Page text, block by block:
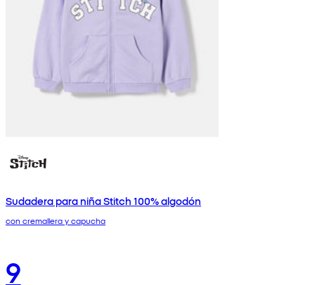
Sudadera para niña Stitch 100% algodón
con cremallera y capucha
9